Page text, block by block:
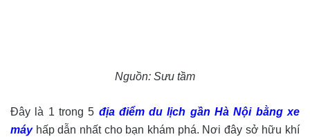
Nguồn: Sưu tầm
Đây là 1 trong 5 địa điểm du lịch gần Hà Nội bằng xe
máyhấp dẫn nhất cho bạn khám phá. Nơi đây sở hữu khí